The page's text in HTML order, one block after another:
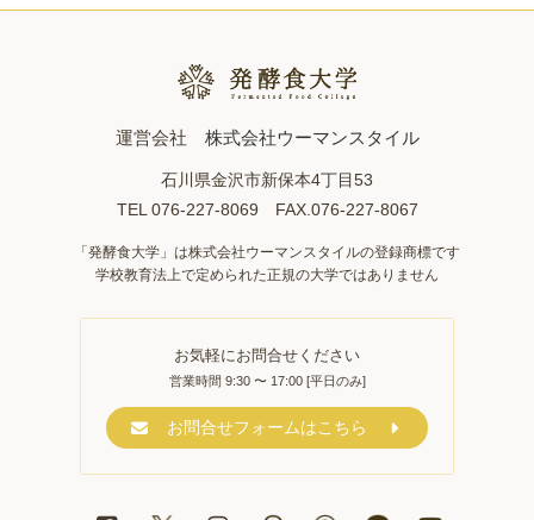
運営会社 株式会社ウーマンスタイル
石川県金沢市新保本4丁目53
TEL 076-227-8069 FAX.076-227-8067
「発酵食大学」は株式会社ウーマンスタイルの登録商標です
学校教育法上で定められた正規の大学ではありません
お気軽にお問合せください
営業時間 9:30 〜 17:00 [平日のみ]
お問合せフォームはこちら